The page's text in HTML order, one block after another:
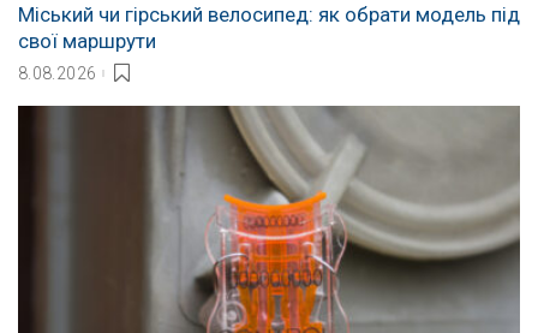
Міський чи гірський велосипед: як обрати модель під
свої маршрути
8.08.2026